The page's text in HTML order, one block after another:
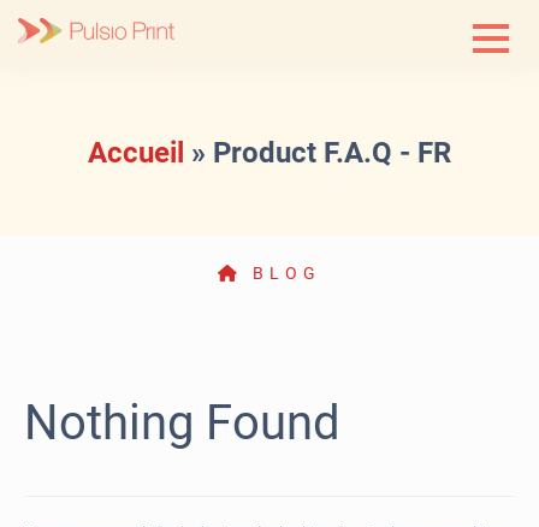
Accueil » Product F.A.Q - FR
BLOG
Nothing Found